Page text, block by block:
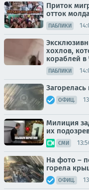
Приток
отток
ПАБЛИКИ
хохлов,
кораблей
ПАБЛИКИ
ОФИЦ.
Милиция
их
СМИ
На фото –
горела
ОФИЦ.